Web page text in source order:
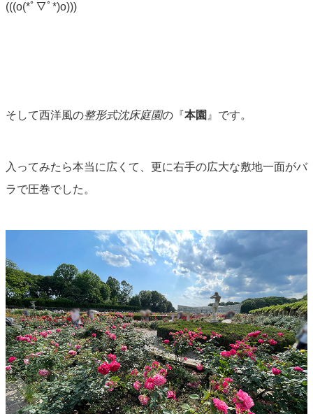
(((o(*ﾟ▽ﾟ*)o)))
そして西洋風の整形式沈床庭園の『本園 』です。
入ってみたら本当に広くて、更に右手の広大な敷地一面がバ
ラで圧巻でした。